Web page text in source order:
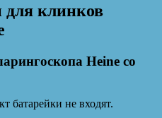
клинков
Heine со
батарейки не входят.